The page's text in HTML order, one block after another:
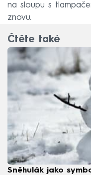
na sloupu s
znovu.
Čtěte také
Sněhulák jako